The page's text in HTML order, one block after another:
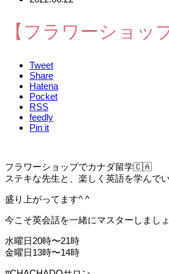
【フラワーショッ
Tweet
Share
Hatena
Pocket
RSS
feedly
Pin it
フラワーショップでカナダ留学🇨🇦
ステキな先生と、楽しく英語を学んで
盛り上がってます^ ^
今こそ英会話を一緒にマスターしましょ
水曜日20時〜21時
金曜日13時〜14時